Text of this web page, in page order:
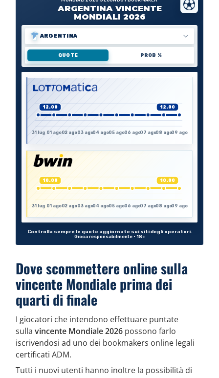
Dove scommettere online sulla
vincente Mondiale prima dei
quarti di finale
I giocatori che intendono effettuare puntate
sulla vincente Mondiale 2026 possono farlo
iscrivendosi ad uno dei bookmakers online legali
certificati ADM.
Tutti i nuovi utenti hanno inoltre la possibilità di